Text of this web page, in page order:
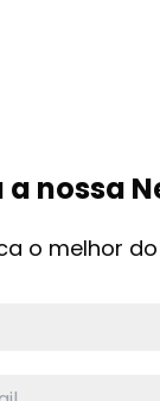
a nossa
o melhor